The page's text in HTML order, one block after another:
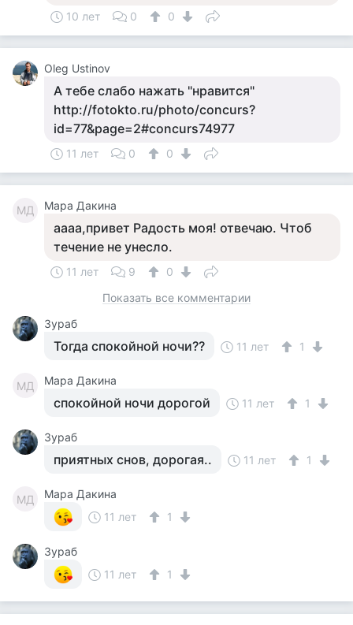
10 лет 0 0
Oleg Ustinov
А тебе слабо нажать "нравится"
http://fotokto.ru/photo/concurs?
id=77&page=2#concurs74977
11 лет 0 0
МД Мара Дакина
аааа,привет Радость моя! отвечаю. Чтоб
течение не унесло.
11 лет 9
0
Показать все комментарии
Зураб
Тогда спокойной ночи?? 11 лет 1
МД Мара Дакина
спокойной ночи дорогой 11 лет 1
Зураб
приятных снов, дорогая.. 11 лет 1
МД
Мара Дакина
11 лет
1
Зураб
11 лет
1